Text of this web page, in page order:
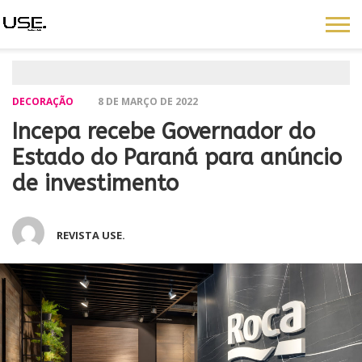
DECORAÇÃO 8 DE MARÇO DE 2022
Incepa recebe Governador do
Estado do Paraná para anúncio
de investimento
REVISTA USE.